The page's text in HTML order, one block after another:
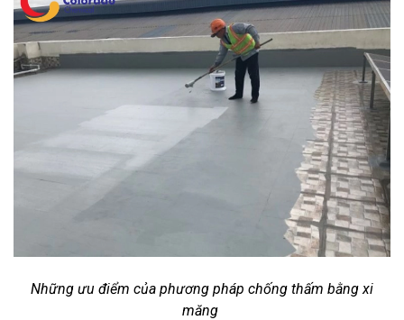
Những ưu điểm của phương pháp chống thấm bằng xi
măng